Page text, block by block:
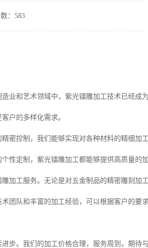
：583
业和艺术领域中，紫光镭雕加工技术已经成
户的多样化需求。
密控制，我们能够实现对各种材料的精细加
性定制，紫光镭雕加工都能够提供高质量的加
加工服务。无论是对五金制品的精密雕刻加
团队和丰富的加工经验，可以根据客户的要
步。我们的加工价格合理，服务周到，期待